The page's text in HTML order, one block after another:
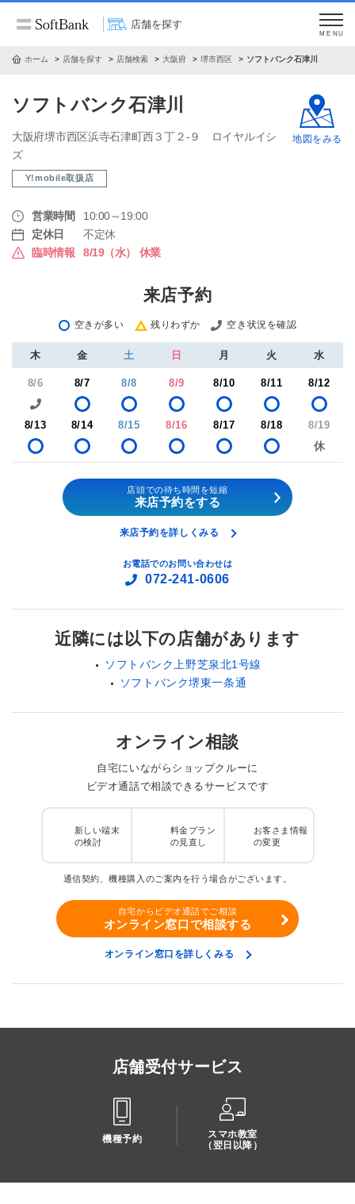
店舗を探す
MENU
ホーム 店舗を探す 店舗検索 大阪府 堺市西区 ソフトバンク石津川
ソフトバンク石津川
大阪府堺市西区浜寺石津町西３丁２‐９ ロイヤルイシ
ズ
Y!mobile取扱店
営業時間
10:00～19:00
定休日
不定休
臨時情報
8/19（水） 休業
地図をみる
来店予約
空きが多い 残りわずか 空き状況を確認
木 金 土 日 月 火 水
8/6 8/7 8/8 8/9 8/10 8/11 8/12
8/13 8/14 8/15 8/16 8/17 8/18 8/19
店頭での待ち時間を短縮
来店予約をする
来店予約を詳しくみる
お電話でのお問い合わせは
072-241-0606
近隣には以下の店舗があります
ソフトバンク上野芝泉北1号線
ソフトバンク堺東一条通
オンライン相談
自宅にいながらショップクルーに
ビデオ通話で相談できるサービスです
新しい端末
の検討
料金プラン
の見直し
お客さま情報
の変更
通信契約、機種購入のご案内を行う場合がございます。
自宅からビデオ通話でご相談
オンライン窓口で相談する
オンライン窓口を詳しくみる
店舗受付サービス
機種予約
スマホ教室
（翌日以降）